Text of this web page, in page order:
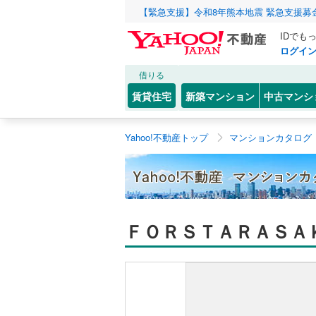
【緊急支援】令和8年熊本地震 緊急支援
IDでも
ログイン
借りる
賃貸住宅 新築マンション 中古マンシ
Yahoo!不動産トップ マンションカタログ
ＦＯＲＳＴＡＲＡＳ